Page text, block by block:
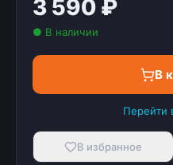
3 590 ₽
● В наличии
В
Перейти
В избранное